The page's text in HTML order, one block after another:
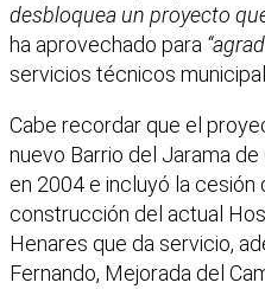
desbloquea un proyecto
ha aprovechado para
servicios técnicos
Cabe recordar que el
nuevo Barrio del Jarama
en 2004 e incluyó la cesión
construcción del actual
Henares que da servicio,
Fernando, Mejorada del